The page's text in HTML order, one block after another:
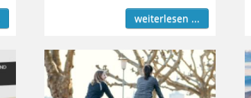
weiterlesen ...